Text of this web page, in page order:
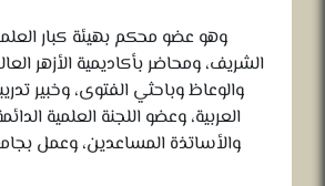
وهو عضو محكم بهيئة كبار
الشريف، ومحاضر بأكاديمية الأزهر
والوعاظ وباحثي الفتوى، وخبير
العربية، وعضو اللجنة العلمية
والأساتذة المساعدين، وعمل